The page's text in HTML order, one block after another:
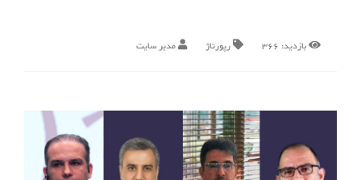
بازدید: 366 رپورتاژ مدیر سایت